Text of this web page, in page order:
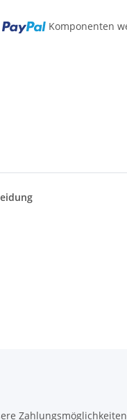
Komponenten